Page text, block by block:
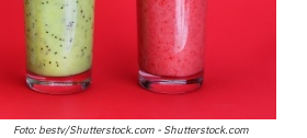
Foto: bestv/Shutterstock.com - Shutterstock.com